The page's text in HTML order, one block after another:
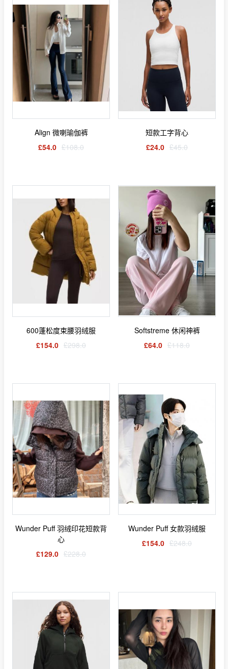
Align 微喇瑜伽裤
£54.0 £108.0
短款工字背心
£24.0 £45.0
600蓬松度束腰羽绒服
£154.0 £298.0
Softstreme 休闲神裤
£64.0 £118.0
Wunder Puff 羽绒印花短款背
心
£129.0 £228.0
Wunder Puff 女款羽绒服
£154.0 £248.0